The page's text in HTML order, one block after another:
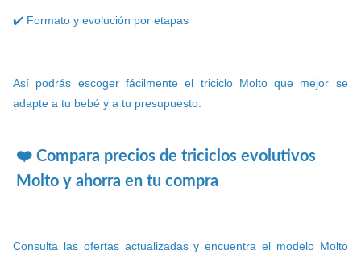
✔️ Formato y evolución por etapas
Así podrás escoger fácilmente el triciclo Molto que mejor se
adapte a tu bebé y a tu presupuesto.
❤️ Compara precios de triciclos evolutivos
Molto y ahorra en tu compra
Consulta las ofertas actualizadas y encuentra el modelo Molto